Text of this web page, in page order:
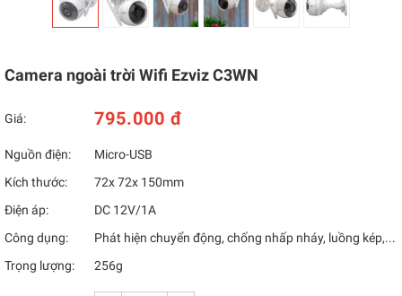
Camera ngoài trời Wifi Ezviz C3WN
Giá: 795.000 đ
Nguồn điện:
Micro-USB
Kích thước:
72x 72x 150mm
Điện áp:
DC 12V/1A
Công dụng:
Phát hiện chuyển động, chống nhấp nháy, luồng kép,...
Trọng lượng:
256g